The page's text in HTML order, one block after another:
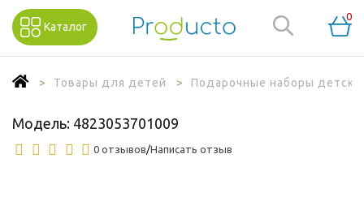
Каталог
0
Товары для детей Подарочные наборы
Модель: 4823053701009
0 отзывов/Написать отзыв